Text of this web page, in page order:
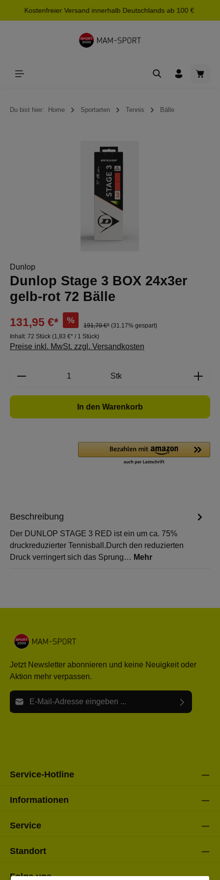
springen
Kostenfreier Versand innerhalb Deutschlands ab 100 €
Du bist hier: Home Sportarten Tennis Bälle
Bildergalerie überspringen
Dunlop
Dunlop Stage 3 BOX 24x3er
gelb-rot 72 Bälle
131,95 €* %
191,70 €* (31.17% gespart)
Inhalt: 72 Stück (1,83 €* / 1 Stück)
Preise inkl. MwSt. zzgl. Versandkosten
Produkt Anzahl: Gib den gewünschten
Stk
In den Warenkorb
Beschreibung
Der DUNLOP STAGE 3 RED ist ein um ca. 75%
druckreduzierter Tennisball.Durch den reduzierten
Druck verringert sich das Sprung… Mehr
Jetzt Newsletter abonnieren und keine Neuigkeit oder
Aktion mehr verpassen.
E-Mail-Adresse*
Service-Hotline
Informationen
Service
Standort
Folge uns